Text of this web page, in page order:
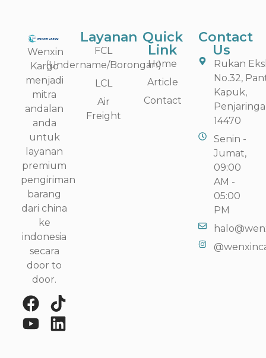
Wenxin
Kargo
menjadi
mitra
andalan
anda
untuk
layanan
premium
pengiriman
barang
dari china
ke
indonesia
secara
door to
door.
Layanan
FCL
(Undername/Borongan)
LCL
Air
Freight
Quick
Link
Home
Article
Contact
Contact
Us
Rukan
No.32,
Kapuk,
14470
Senin -
Jumat,
09:00
AM -
05:00
PM